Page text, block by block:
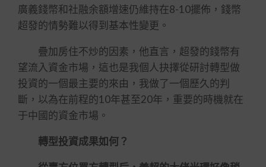
廣義錢幣和社融余額增速仍維持在8-10擺佈，錢幣
超發的情勢難以得到基本性變更。
疊加房住不炒的因素，他直言，超發的錢幣有
望流入資金市場，這也是我個人抉擇從研討轉型做
投資的一個最主要的來由，我做了一個歷久的判
斷，以為在前程的10年甚至20年，重要的時機就在
于中國的資金市場。
轉型投資成果如何？